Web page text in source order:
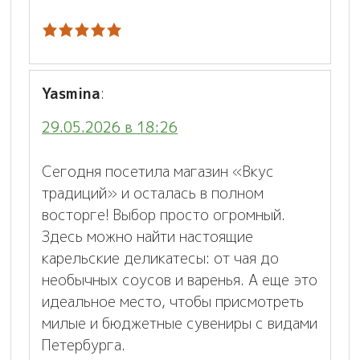
Yasmina:
29.05.2026 в 18:26
Сегодня посетила магазин «Вкус
традиций» и осталась в полном
восторге! Выбор просто огромный.
Здесь можно найти настоящие
карельские деликатесы: от чая до
необычных соусов и варенья. А еще это
идеальное место, чтобы присмотреть
милые и бюджетные сувениры с видами
Петербурга.